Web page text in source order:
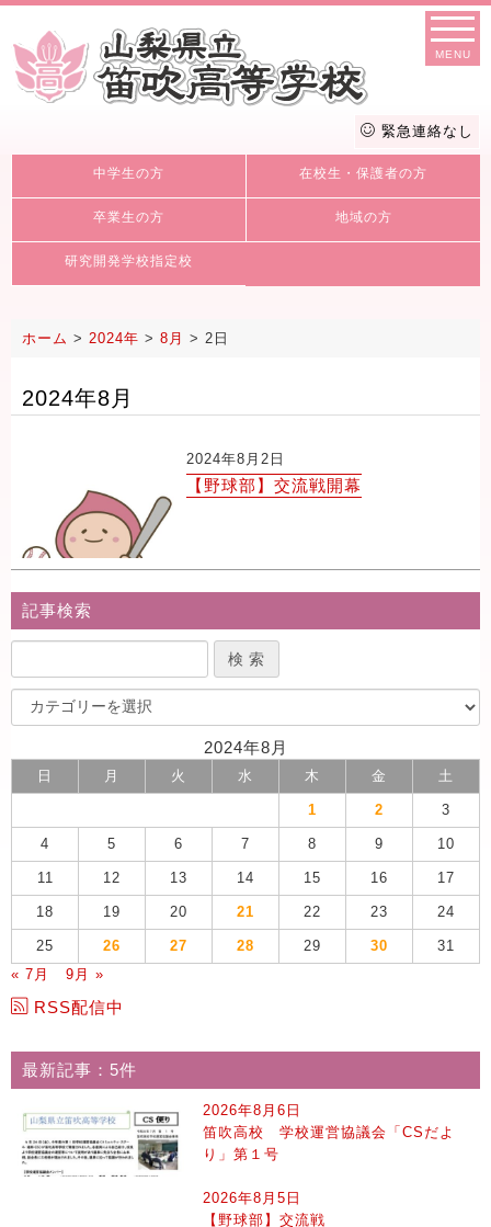
MENU
緊急連絡なし
中学生の方 在校生・保護者の方
卒業生の方 地域の方
研究開発学校指定校
ホーム > 2024年 > 8月 > 2日
2024年8月
2024年8月2日
【野球部】交流戦開幕
記事検索
2024年8月
日 月 火 水 木 金 土
1 2 3
4 5 6 7 8 9 10
11 12 13 14 15 16 17
18 19 20 21 22 23 24
25 26 27 28 29 30
31
« 7月
9月 »
RSS配信中
最新記事：5件
2026年8月6日
笛吹高校 学校運営協議会「CSだよ
り」第１号
2026年8月5日
【野球部】交流戦